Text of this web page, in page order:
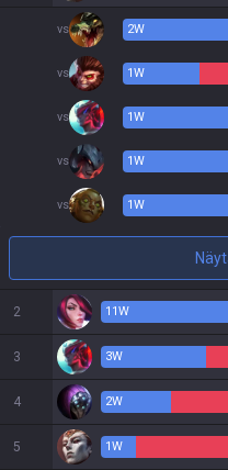
vs 2W
vs 1W
vs 1W
vs 1W
vs 1W
2 11W
3 3W
4 2W
5 1W